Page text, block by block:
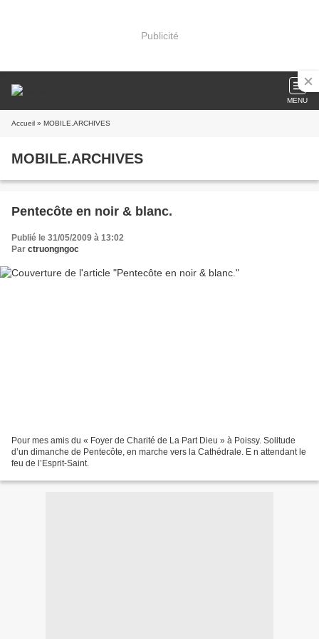
Publicité
MENU
Accueil » MOBILE.ARCHIVES
MOBILE.ARCHIVES
Pentecôte en noir & blanc.
Publié le 31/05/2009 à 13:02
Par ctruongngoc
Pour mes amis du « Foyer de Charité de La Part Dieu » à Poissy. Solitude
d’un dimanche de Pentecôte, en marche vers la Cathédrale. E n attendant le
feu de l’Esprit-Saint.